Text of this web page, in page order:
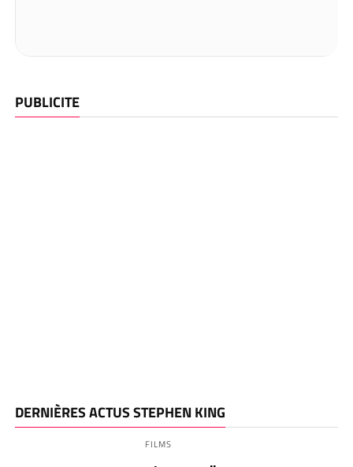
PUBLICITE
DERNIÈRES ACTUS STEPHEN KING
FILMS